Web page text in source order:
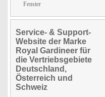
Fenster
Service- & Support-
Website der Marke
Royal Gardineer für
die Vertriebsgebiete
Deutschland,
Österreich und
Schweiz